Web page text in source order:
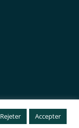
Rejeter Accepter